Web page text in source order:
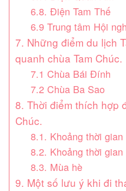
6.8. Điện Tam Thế
6.9 Trung tâm Hội
7. Những điểm du lịch
quanh chùa Tam Chúc.
7.1 Chùa Bái Đính
7.2 Chùa Ba Sao
8. Thời điểm thích hợp
Chúc.
8.1. Khoảng thời
8.2. Khoảng thời
8.3. Mùa hè
9. Một số lưu ý khi đi